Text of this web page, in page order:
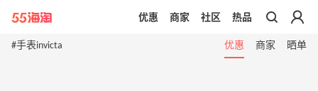
带你去官网买正品
优惠 商家 社区 热品
#手表invicta 优惠 商家 晒单